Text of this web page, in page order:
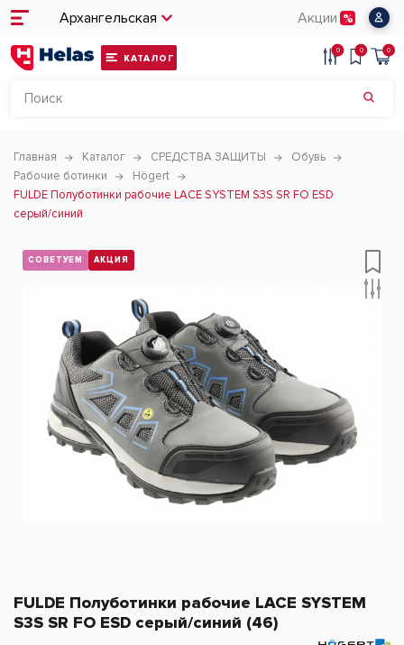
Архангельская Акции
КАТАЛОГ
0 0 0
Главная Каталог СРЕДСТВА ЗАЩИТЫ
Обувь
Рабочие ботинки
Högert
FULDE Полуботинки рабочие LACE SYSTEM S3S SR FO ESD
серый/синий
СОВЕТУЕМ АКЦИЯ
FULDE Полуботинки рабочие LACE SYSTEM
S3S SR FO ESD серый/синий (46)